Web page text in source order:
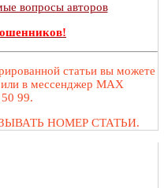
вопросы авторов
статьи вы можете
в мессенджер MAX
99.
НОМЕР СТАТЬИ.